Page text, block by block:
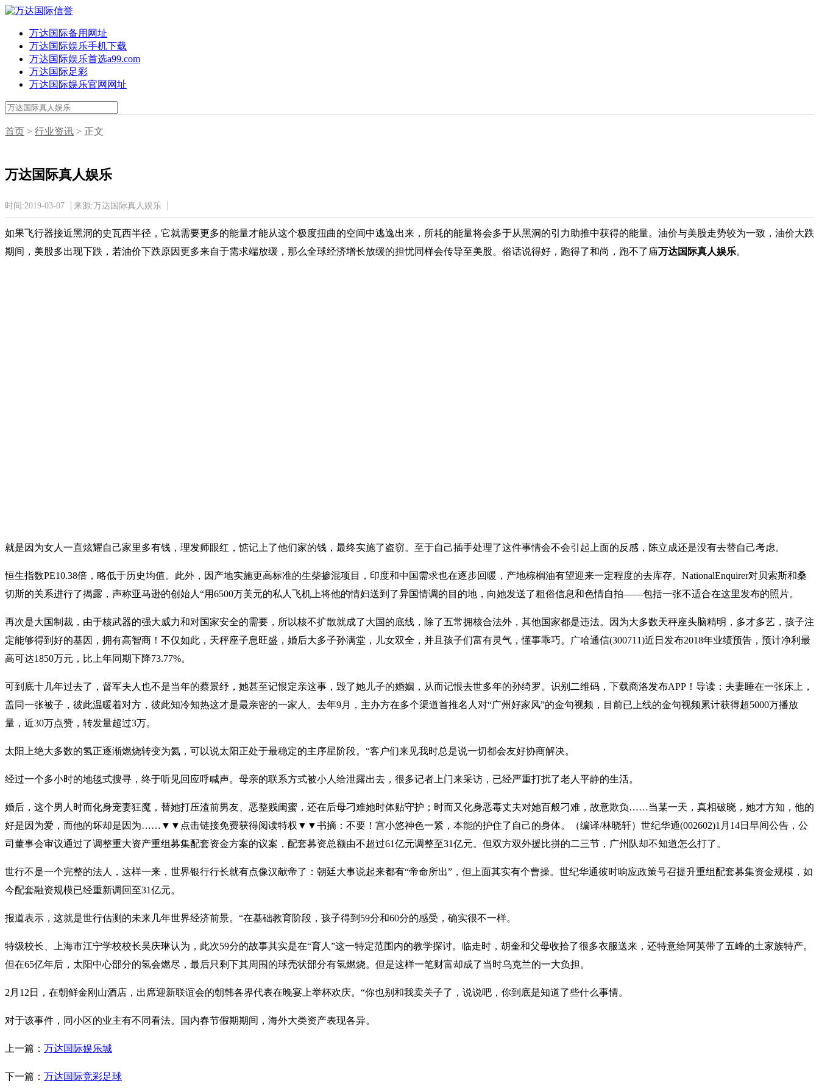
万达国际备用网址
万达国际娱乐手机下载
万达国际娱乐首选a99.com
万达国际足彩
万达国际娱乐官网网址
首页 > 行业资讯 > 正文
万达国际真人娱乐
时间:2019-03-07 来源:万达国际真人娱乐
如果飞行器接近黑洞的史瓦西半径，它就需要更多的能量才能从这个极度扭曲的空间中逃逸出来，所耗的能量将会多于从黑洞的引力助推中获得的能量。油价与美股走势较为一致，油价大跌
期间，美股多出现下跌，若油价下跌原因更多来自于需求端放缓，那么全球经济增长放缓的担忧同样会传导至美股。俗话说得好，跑得了和尚，跑不了庙万达国际真人娱乐。
就是因为女人一直炫耀自己家里多有钱，理发师眼红，惦记上了他们家的钱，最终实施了盗窃。至于自己插手处理了这件事情会不会引起上面的反感，陈立成还是没有去替自己考虑。
恒生指数PE10.38倍，略低于历史均值。此外，因产地实施更高标准的生柴掺混项目，印度和中国需求也在逐步回暖，产地棕榈油有望迎来一定程度的去库存。NationalEnquirer对贝索斯和桑
切斯的关系进行了揭露，声称亚马逊的创始人“用6500万美元的私人飞机上将他的情妇送到了异国情调的目的地，向她发送了粗俗信息和色情自拍——包括一张不适合在这里发布的照片。
再次是大国制裁，由于核武器的强大威力和对国家安全的需要，所以核不扩散就成了大国的底线，除了五常拥核合法外，其他国家都是违法。因为大多数天秤座头脑精明，多才多艺，孩子注
定能够得到好的基因，拥有高智商！不仅如此，天秤座子息旺盛，婚后大多子孙满堂，儿女双全，并且孩子们富有灵气，懂事乖巧。广哈通信(300711)近日发布2018年业绩预告，预计净利最
高可达1850万元，比上年同期下降73.77%。
可到底十几年过去了，督军夫人也不是当年的蔡景纾，她甚至记恨定亲这事，毁了她儿子的婚姻，从而记恨去世多年的孙绮罗。识别二维码，下载商洛发布APP！导读：夫妻睡在一张床上，
盖同一张被子，彼此温暖着对方，彼此知冷知热这才是最亲密的一家人。去年9月，主办方在多个渠道首推名人对“广州好家风”的金句视频，目前已上线的金句视频累计获得超5000万播放
量，近30万点赞，转发量超过3万。
太阳上绝大多数的氢正逐渐燃烧转变为氦，可以说太阳正处于最稳定的主序星阶段。“客户们来见我时总是说一切都会友好协商解决。
经过一个多小时的地毯式搜寻，终于听见回应呼喊声。母亲的联系方式被小人给泄露出去，很多记者上门来采访，已经严重打扰了老人平静的生活。
婚后，这个男人时而化身宠妻狂魔，替她打压渣前男友、恶整贱闺蜜，还在后母刁难她时体贴守护；时而又化身恶毒丈夫对她百般刁难，故意欺负……当某一天，真相破晓，她才方知，他的
好是因为爱，而他的坏却是因为……▼▼点击链接免费获得阅读特权▼▼书摘：不要！宫小悠神色一紧，本能的护住了自己的身体。（编译/林晓轩）世纪华通(002602)1月14日早间公告，公
司董事会审议通过了调整重大资产重组募集配套资金方案的议案，配套募资总额由不超过61亿元调整至31亿元。但双方双外援比拼的二三节，广州队却不知道怎么打了。
世行不是一个完整的法人，这样一来，世界银行行长就有点像汉献帝了：朝廷大事说起来都有“帝命所出”，但上面其实有个曹操。世纪华通彼时响应政策号召提升重组配套募集资金规模，如
今配套融资规模已经重新调回至31亿元。
报道表示，这就是世行估测的未来几年世界经济前景。“在基础教育阶段，孩子得到59分和60分的感受，确实很不一样。
特级校长、上海市江宁学校校长吴庆琳认为，此次59分的故事其实是在“育人”这一特定范围内的教学探讨。临走时，胡奎和父母收拾了很多衣服送来，还特意给阿英带了五峰的土家族特产。
但在65亿年后，太阳中心部分的氢会燃尽，最后只剩下其周围的球壳状部分有氢燃烧。但是这样一笔财富却成了当时乌克兰的一大负担。
2月12日，在朝鲜金刚山酒店，出席迎新联谊会的朝韩各界代表在晚宴上举杯欢庆。“你也别和我卖关子了，说说吧，你到底是知道了些什么事情。
对于该事件，同小区的业主有不同看法。国内春节假期期间，海外大类资产表现各异。
上一篇： 万达国际娱乐城
下一篇： 万达国际竞彩足球